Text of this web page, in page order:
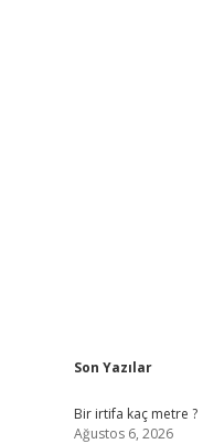
Sidebar
Son Yazılar
Bir irtifa kaç metre ?
Ağustos 6, 2026